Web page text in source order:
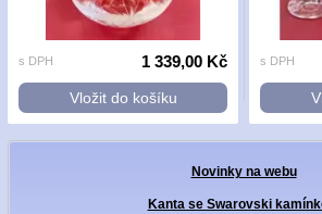
Novinky na webu
Kanta se Swarovski
s DPH 1 339,00 Kč
Vložit do košíku
s DPH